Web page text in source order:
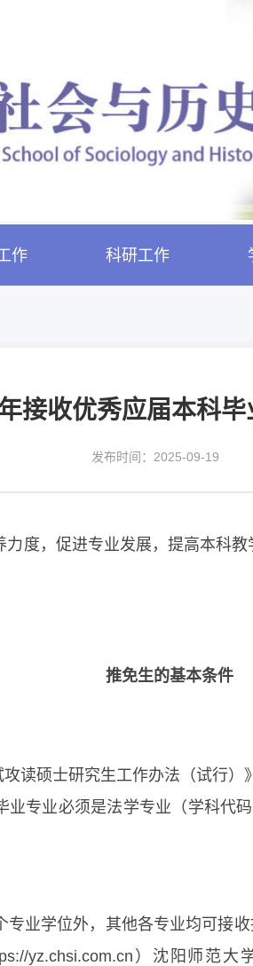
作 科研工作
接收优秀应届本科
发布时间：2025-09-19
度，促进专业发展，提高本科
推免生的基本条件
读硕士研究生工作办法（试行）
业专业必须是法学专业（学科代
业学位外，其他各专业均可接
yz.chsi.com.cn）沈阳师范